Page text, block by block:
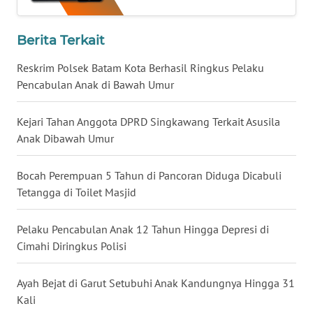
Berita Terkait
Reskrim Polsek Batam Kota Berhasil Ringkus Pelaku
Pencabulan Anak di Bawah Umur
Kejari Tahan Anggota DPRD Singkawang Terkait Asusila
Anak Dibawah Umur
Bocah Perempuan 5 Tahun di Pancoran Diduga Dicabuli
Tetangga di Toilet Masjid
Pelaku Pencabulan Anak 12 Tahun Hingga Depresi di
Cimahi Diringkus Polisi
Ayah Bejat di Garut Setubuhi Anak Kandungnya Hingga 31
Kali
WN
JATENG
NUSANTARA
JOGJA
WN
JATIM
WN
BALI